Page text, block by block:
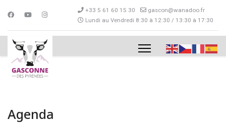
+33 5 61 60 15 30
gascon@wanadoo.fr
Lundi au Vendredi 8:30 à 12:30 / 13:30 à 17:30
Agenda